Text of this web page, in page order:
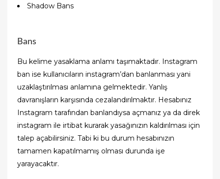
Shadow Bans
Bans
Bu kelime yasaklama anlamı taşımaktadır. Instagram
ban ise kullanıcıların instagram’dan banlanması yani
uzaklaştırılması anlamına gelmektedir. Yanlış
davranışların karşısında cezalandırılmaktır. Hesabınız
Instagram tarafından banlandıysa açmanız ya da direk
instagram ile irtibat kurarak yasağınızın kaldırılması için
talep açabilirsiniz. Tabi ki bu durum hesabınızın
tamamen kapatılmamış olması durunda işe
yarayacaktır.